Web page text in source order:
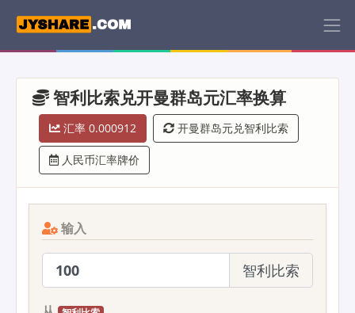
智利比索兑开曼群岛元汇率换算
汇率 0.000912 开曼群岛元兑智利比索
人民币汇率牌价
输入
智利比索